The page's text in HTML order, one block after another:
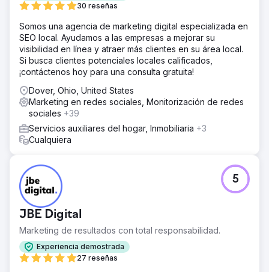
30 reseñas
Somos una agencia de marketing digital especializada en
SEO local. Ayudamos a las empresas a mejorar su
visibilidad en línea y atraer más clientes en su área local.
Si busca clientes potenciales locales calificados,
¡contáctenos hoy para una consulta gratuita!
Dover, Ohio, United States
Marketing en redes sociales, Monitorización de redes
sociales +39
Servicios auxiliares del hogar, Inmobiliaria +3
Cualquiera
JBE Digital
Marketing de resultados con total responsabilidad.
Experiencia demostrada
27 reseñas
5